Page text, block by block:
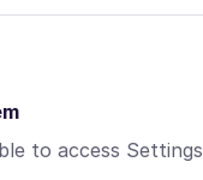
to access Settings